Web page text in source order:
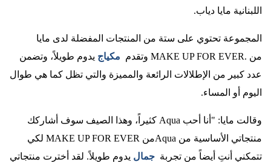
اللبنانية مايا دياب.
المجموعة تحتوي على ستة من المنتجات المفضلة لدى مايا
من MAKE UP FOR EVER. وتقدم مكياج يدوم طويلاً، وتضمن
عدد كبير من الإطلالات الرائعة والمميزة والتي تظل كما هي طوال
اليوم أو المساء.
وقالت مايا: "أنا أحب Aqua كثيراً، وهذا الصيف سوف أشاركك
منتجاتي الأساسية من Aquaمن MAKE UP FOR EVER لكي
تتمكني أنتِ أيضاً من تجربة جمال يدوم طويلاً. لقد أخترت منتجاتي